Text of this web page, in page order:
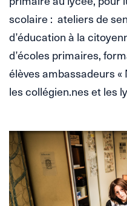
scolaire : ateliers de
d’éducation à la
d’écoles primaires,
élèves ambassadeurs
les collégien.nes et les